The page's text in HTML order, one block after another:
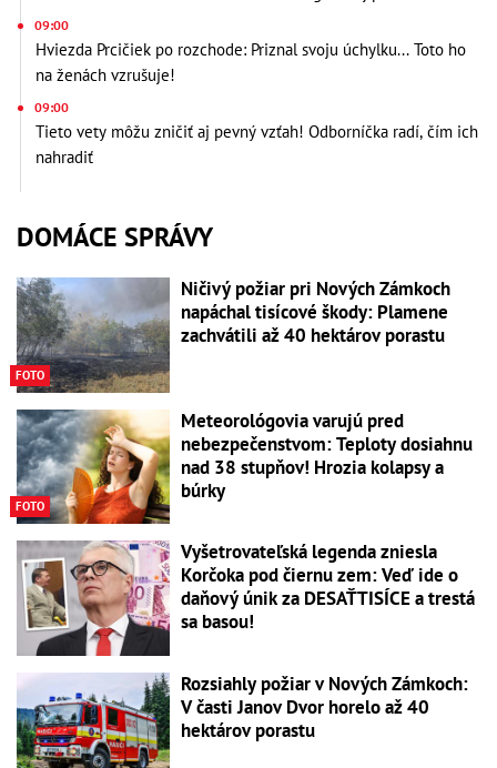
09:00
Hviezda Prcičiek po rozchode: Priznal svoju úchylku... Toto ho
na ženách vzrušuje!
09:00
Tieto vety môžu zničiť aj pevný vzťah! Odborníčka radí, čím ich
nahradiť
DOMÁCE SPRÁVY
FOTO
Ničivý požiar pri Nových Zámkoch
napáchal tisícové škody: Plamene
zachvátili až 40 hektárov porastu
FOTO
Meteorológovia varujú pred
nebezpečenstvom: Teploty dosiahnu
nad 38 stupňov! Hrozia kolapsy a
búrky
Vyšetrovateľská legenda zniesla
Korčoka pod čiernu zem: Veď ide o
daňový únik za DESAŤTISÍCE a trestá
sa basou!
Rozsiahly požiar v Nových Zámkoch:
V časti Janov Dvor horelo až 40
hektárov porastu